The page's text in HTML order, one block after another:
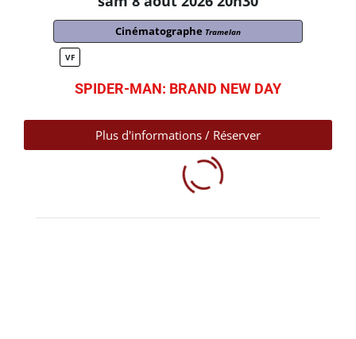
Cinématographe Tramelan
VF
SPIDER-MAN: BRAND NEW DAY
Plus d'informations / Réserver